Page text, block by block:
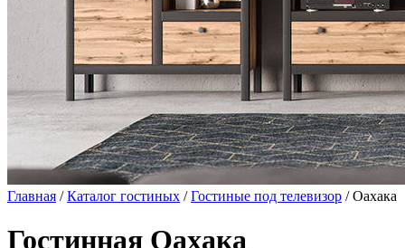
Главная /Каталог гостиных /Гостиные под телевизор / Оахака
Гостинная Оахака